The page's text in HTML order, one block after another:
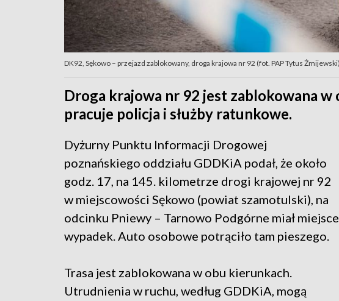
DK92, Sękowo – przejazd zablokowany, droga krajowa nr 92 (fot. PAP Tytus Żmijewski)
Droga krajowa nr 92 jest zablokowana w
pracuje policja i służby ratunkowe.
Dyżurny Punktu Informacji Drogowej
poznańskiego oddziału GDDKiA podał, że około
godz. 17, na 145. kilometrze drogi krajowej nr 92
w miejscowości Sękowo (powiat szamotulski), na
odcinku Pniewy – Tarnowo Podgórne miał miejsce
wypadek. Auto osobowe potrąciło tam pieszego.
Trasa jest zablokowana w obu kierunkach.
Utrudnienia w ruchu, według GDDKiA, mogą